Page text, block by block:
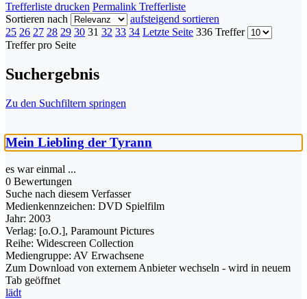
Trefferliste drucken Permalink Trefferliste
Sortieren nach
aufsteigend sortieren
25 26 27 28 29 30 31 32 33 34 Letzte Seite 336 Treffer
Treffer pro Seite
Suchergebnis
Zu den Suchfiltern springen
Mein Liebling der Tyrann
es war einmal ...
0 Bewertungen
Suche nach diesem Verfasser
Medienkennzeichen: DVD Spielfilm
Jahr: 2003
Verlag: [o.O.], Paramount Pictures
Reihe: Widescreen Collection
Mediengruppe: AV Erwachsene
Zum Download von externem Anbieter wechseln - wird in neuem
Tab geöffnet
lädt